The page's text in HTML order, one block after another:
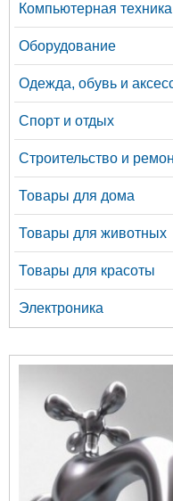
Компьютерная техника
Оборудование
Одежда, обувь и
Спорт и отдых
Строительство и
Товары для дома
Товары для животных
Товары для красоты
Электроника